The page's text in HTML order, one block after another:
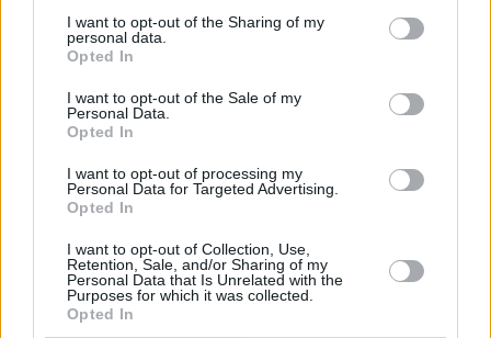
de su consentimiento, pero usted tiene el derecho de
rechazar tal procesamiento. Sus preferencias se aplicarán
cualquier momento entrando de nuevo en este sitio web o
visitando nuestra política de privacidad.
I want to opt-out of the Sharing of my
personal data.
Opted In
I want to opt-out of the Sale of my
Personal Data.
Opted In
I want to opt-out of processing my
Personal Data for Targeted Advertising.
Opted In
I want to opt-out of Collection, Use,
Retention, Sale, and/or Sharing of my
Personal Data that Is Unrelated with the
Purposes for which it was collected.
Opted In